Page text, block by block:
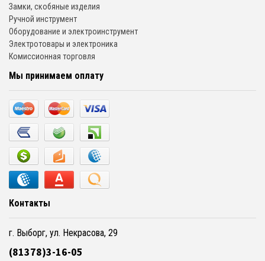
Замки, скобяные изделия
Ручной инструмент
Оборудование и электроинструмент
Электротовары и электроника
Комиссионная торговля
Мы принимаем оплату
Контакты
г. Выборг, ул. Некрасова, 29
(81378)3-16-05